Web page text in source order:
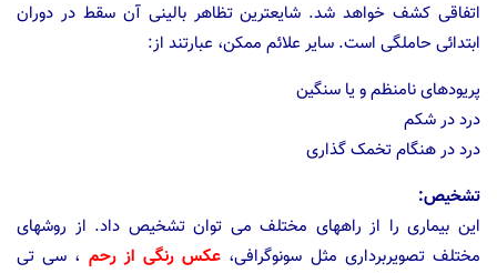
اتفاقی کشف خواهد شد. شایعترین تظاهر بالینی آن سقط در دوران
ابتدائی حاملگی است. سایر علائم ممکن، عبارتند از:
پریودهای نامنظم و یا سنگین
درد در شکم
درد در هنگام تخمک گذاری
تشخیص:
این بیماری را از راههای مختلف می توان تشخیص داد. از روشهای
مختلف تصویربرداری مثل سونوگرافی، عکس رنگی از رحم ، سی تی